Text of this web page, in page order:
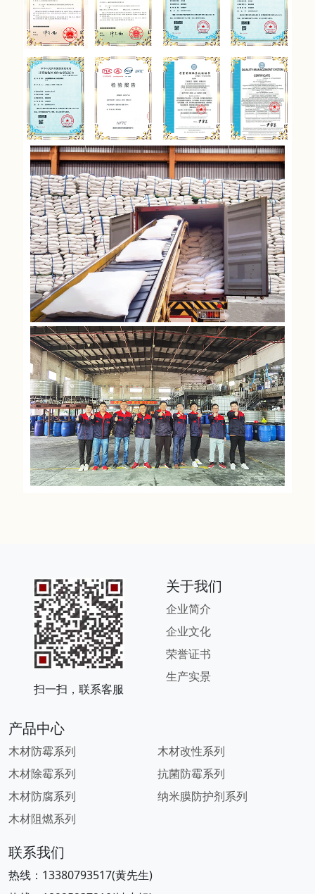
扫一扫，联系客服
关于我们
企业简介
企业文化
荣誉证书
生产实景
产品中心
木材防霉系列
木材除霉系列
木材防腐系列
木材阻燃系列
木材改性系列
抗菌防霉系列
纳米膜防护剂系列
联系我们
热线： 13380793517(黄先生)